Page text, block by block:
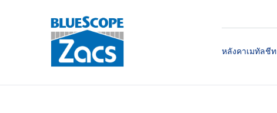
หลังคาเมทัลชีท